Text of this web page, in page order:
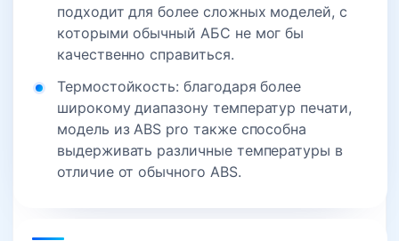
подходит для более сложных моделей, с
которыми обычный АБС не мог бы
качественно справиться.
Термостойкость: благодаря более
широкому диапазону температур печати,
модель из ABS pro также способна
выдерживать различные температуры в
отличие от обычного ABS.